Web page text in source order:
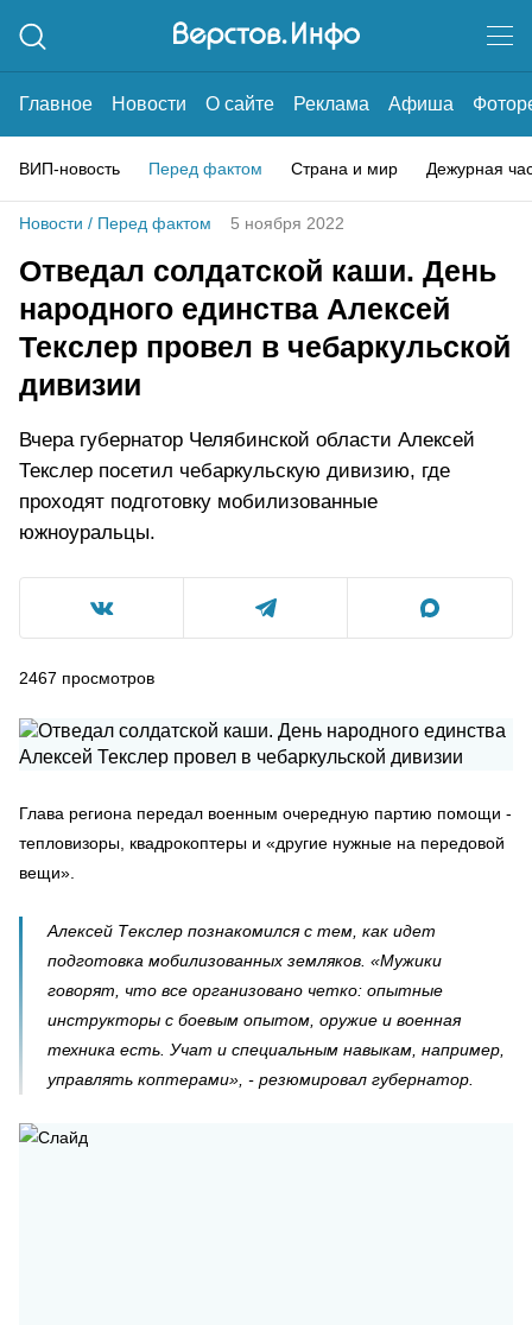
Главное Новости О сайте Реклама Афиша
ВИП-новость Перед фактом Страна и мир Дежурная
Новости / Перед фактом 5 ноября 2022
Отведал солдатской каши. День
народного единства Алексей
Текслер провел в чебаркульской
дивизии
Вчера губернатор Челябинской области Алексей
Текслер посетил чебаркульскую дивизию, где
проходят подготовку мобилизованные
южноуральцы.
2467 просмотров
Глава региона передал военным очередную партию помощи -
тепловизоры, квадрокоптеры и «другие нужные на передовой
вещи».
Алексей Текслер познакомился с тем, как идет
подготовка мобилизованных земляков. «Мужики
говорят, что все организовано четко: опытные
инструкторы с боевым опытом, оружие и военная
техника есть. Учат и специальным навыкам, например,
управлять коптерами», - резюмировал губернатор.